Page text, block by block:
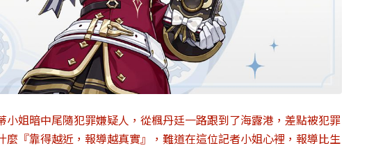
小姐暗中尾隨犯罪嫌疑人，從楓丹廷一路跟到了海露港，差點被犯罪
『靠得越近，報導越真實』，難道在這位記者小姐心裡，報導比生